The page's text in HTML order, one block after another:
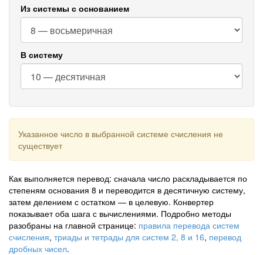
Из системы с основанием
В систему
Указанное число в выбранной системе счисления не
существует
Как выполняется перевод: сначала число раскладывается по
степеням основания 8 и переводится в десятичную систему,
затем делением с остатком — в целевую. Конвертер
показывает оба шага с вычислениями. Подробно методы
разобраны на главной странице: правила перевода систем
счисления, триады и тетрады для систем 2, 8 и 16, перевод
дробных чисел.